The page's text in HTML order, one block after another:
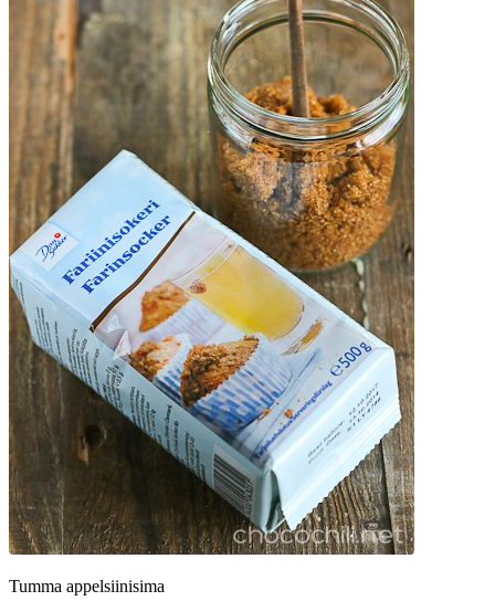
Tumma appelsiinisima